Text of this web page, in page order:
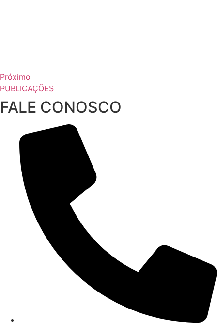
Próximo
PUBLICAÇÕES
FALE CONOSCO